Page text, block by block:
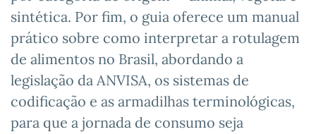
sintética. Por fim, o guia oferece um manual
prático sobre como interpretar a rotulagem
de alimentos no Brasil, abordando a
legislação da ANVISA, os sistemas de
codificação e as armadilhas terminológicas,
para que a jornada de consumo seja